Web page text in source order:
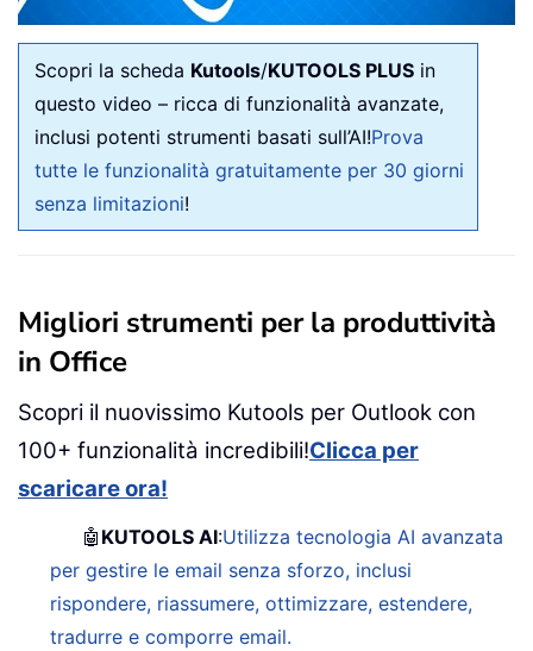
Scopri la scheda Kutools/KUTOOLS PLUS in
questo video – ricca di funzionalità avanzate,
inclusi potenti strumenti basati sull’AI!Prova
tutte le funzionalità gratuitamente per 30 giorni
senza limitazioni!
Migliori strumenti per la produttività
in Office
Scopri il nuovissimo Kutools per Outlook con
100+ funzionalità incredibili!Clicca per
scaricare ora!
🤖 KUTOOLS AI:Utilizza tecnologia AI avanzata
per gestire le email senza sforzo, inclusi
rispondere, riassumere, ottimizzare, estendere,
tradurre e comporre email.